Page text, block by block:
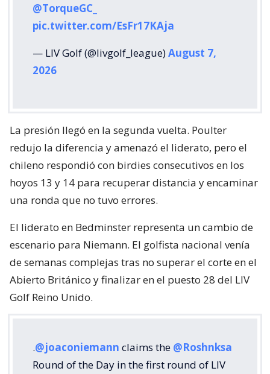
@TorqueGC_
pic.twitter.com/EsFr17KAja
— LIV Golf (@livgolf_league)August 7,
2026
La presión llegó en la segunda vuelta. Poulter
redujo la diferencia y amenazó el liderato, pero el
chileno respondió con birdies consecutivos en los
hoyos 13 y 14 para recuperar distancia y encaminar
una ronda que no tuvo errores.
El liderato en Bedminster representa un cambio de
escenario para Niemann. El golfista nacional venía
de semanas complejas tras no superar el corte en el
Abierto Británico y finalizar en el puesto 28 del LIV
Golf Reino Unido.
.@joaconiemann claims the @Roshnksa
Round of the Day in the first round of LIV